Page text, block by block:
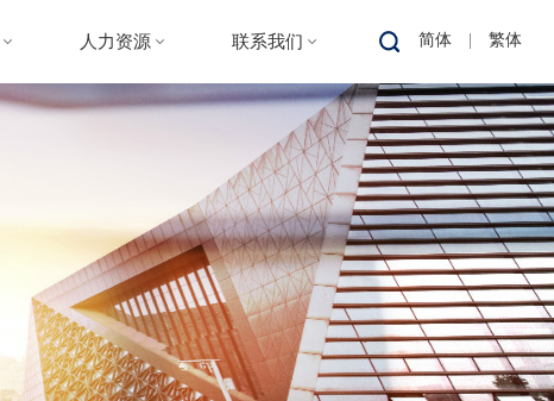
简体 繁体
人力资源 联系我们